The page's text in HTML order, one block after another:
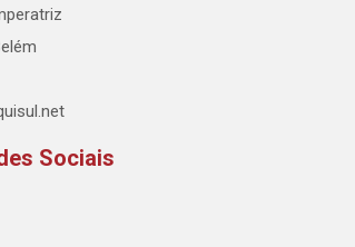
Sociais